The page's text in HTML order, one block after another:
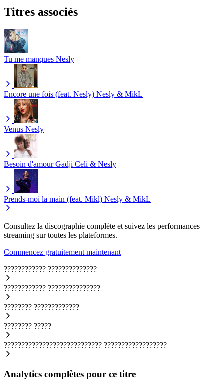
Titres associés
Tu me manques Nesly
Encore une fois (feat. Nesly) Nesly & MikL
Venus Nesly
Besoin d'amour Gadji Celi & Nesly
Prends-moi la main (feat. Mikl) Nesly & MikL
Consultez la discographie complète et suivez les performances
streaming sur toutes les plateformes.
Commencez gratuitement maintenant
???????????? ??????????????
???????????? ???????????????
???????? ?????????????
???????? ?????
???????????????????????????? ??????????????????
Analytics complètes pour ce titre